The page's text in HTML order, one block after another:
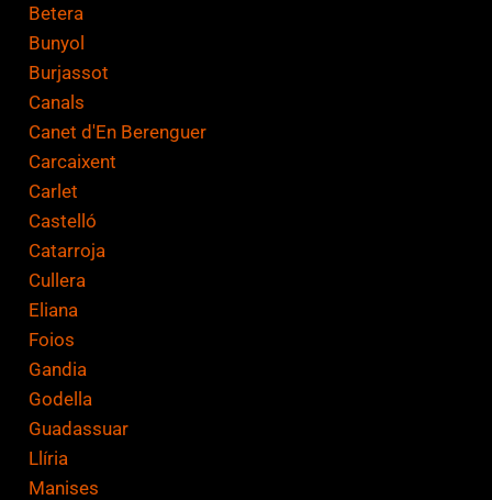
Betera
Bunyol
Burjassot
Canals
Canet d'En Berenguer
Carcaixent
Carlet
Castelló
Catarroja
Cullera
Eliana
Foios
Gandia
Godella
Guadassuar
Llíria
Manises